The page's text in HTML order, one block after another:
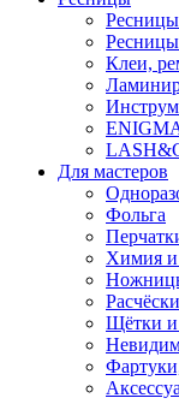
Клеи,
Для мастеров
Фольга
Химия
Расчёски
Щётки